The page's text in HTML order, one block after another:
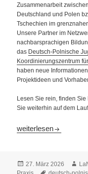
Zusammenarbeit zwischen
Deutschland und Polen
Tschechien im
Unsere Partner im
nachbarsprachigen
das Deutsch-Polnische
Koordinierungszentrum
haben neue
Projektideen und
Lesen Sie rein, finden
Sie weiterhin auf dem
Aktuelles aus dem
weiterlesen
Veröffentlicht
27. März 2026